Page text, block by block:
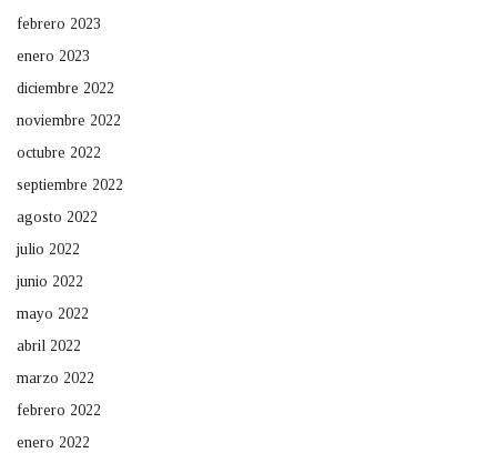
febrero 2023
enero 2023
diciembre 2022
noviembre 2022
octubre 2022
septiembre 2022
agosto 2022
julio 2022
junio 2022
mayo 2022
abril 2022
marzo 2022
febrero 2022
enero 2022